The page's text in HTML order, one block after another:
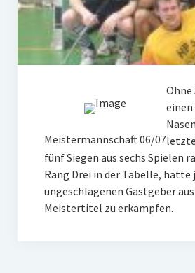
Meistermannschaft 06/07
fünf Siegen aus sechs Spielen
Rang Drei in der Tabelle,
ungeschlagenen Gastgeber
Meistertitel zu erkämpfen.